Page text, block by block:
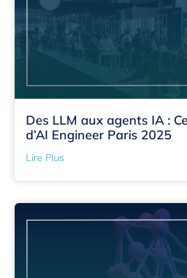
Des LLM aux agents IA :
d’AI Engineer Paris 2025
Lire Plus